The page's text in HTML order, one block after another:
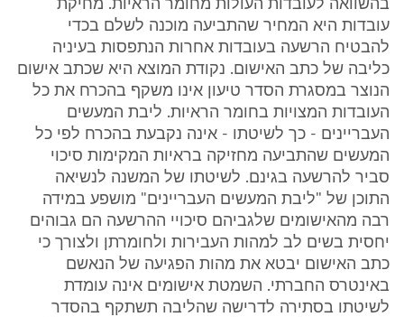
בהשוואה לעובדות העולות מחומר הראיות. מחיקת
עובדות היא המחיר שהתביעה מוכנה לשלם בכדי
להבטיח הרשעה בעובדות אחרות הנתפסות בעיניה
כליבה של כתב האישום. נקודת המוצא היא שכתב אישום
הנוצר במסגרת הסדר טיעון אינו משקף בהכרח את כל
העובדות המצויות בחומר הראיות. ליבת המעשים
העבריינים - כך לשיטתו - אינה נקבעת בהכרח לפי כל
המעשים שהתביעה מחזיקה בראיות המקימות סיכוי
סביר להרשעה בגינם. לשיטתו של המשנה לנשיאה
התוכן של "ליבת המעשים העבריינים" מושפע במידה
רבה מהאישומים שלגביהם סיכויי ההרשעה הם גבוהים
יחסית בשים לב למהות העבירות ולחומרתן ולצורך כי
כתב האישום יבטא את מהות הפגיעה של הנאשם
באינטרס החברתי. השמטת אישומים אינה עומדת
לשיטתו בסתירה לדרישה שהליבה תשתקף בהסדר